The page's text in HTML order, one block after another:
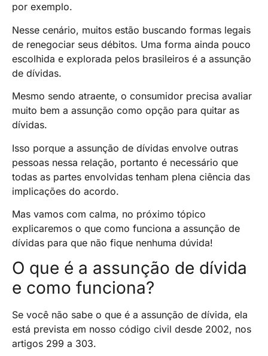
por exemplo.
Nesse cenário, muitos estão buscando formas legais
de renegociar seus débitos. Uma forma ainda pouco
escolhida e explorada pelos brasileiros é a assunção
de dívidas.
Mesmo sendo atraente, o consumidor precisa avaliar
muito bem a assunção como opção para quitar as
dívidas.
Isso porque a assunção de dívidas envolve outras
pessoas nessa relação, portanto é necessário que
todas as partes envolvidas tenham plena ciência das
implicações do acordo.
Mas vamos com calma, no próximo tópico
explicaremos o que como funciona a assunção de
dívidas para que não fique nenhuma dúvida!
O que é a assunção de dívida
e como funciona?
Se você não sabe o que é a assunção de dívida, ela
está prevista em nosso código civil desde 2002, nos
artigos 299 a 303.